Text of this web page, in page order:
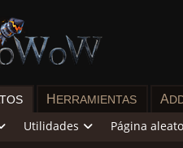
H ERRAMIENTAS A
Utilidades Página